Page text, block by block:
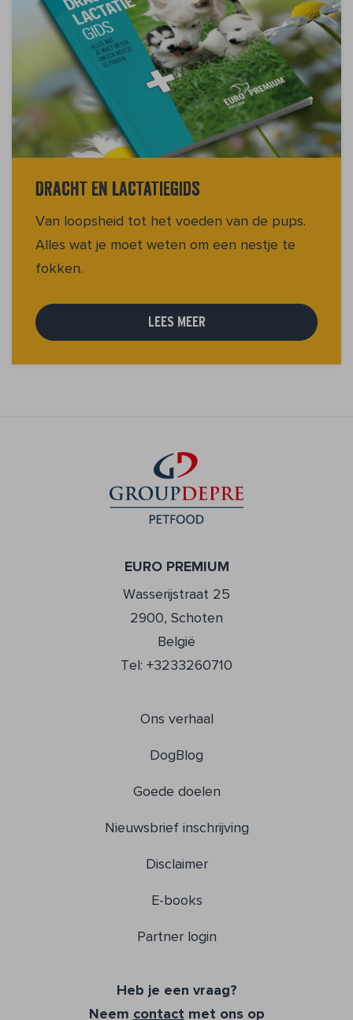
Dracht en lactatiegids
Van loopsheid tot het voeden van de pups.
Alles wat je moet weten om een nestje te
fokken.
LEES MEER
EURO PREMIUM
Wasserijstraat 25
2900, Schoten
België
Tel: +3233260710
Ons verhaal
DogBlog
Goede doelen
Nieuwsbrief inschrijving
Disclaimer
E-books
Partner login
Heb je een vraag?
Neem contact met ons op